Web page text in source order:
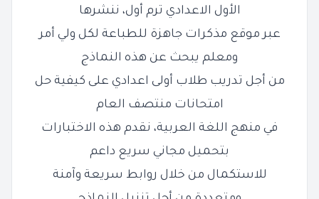
الأول الاعدادي ترم أول، ننشرها
عبر موقع مذكرات جاهزة للطباعة لكل ولي أمر
ومعلم يبحث عن هذه النماذج
من أجل تدريب طلاب أولى اعدادي على كيفية حل
امتحانات منتصف العام
في منهج اللغة العربية، نقدم هذه الاختبارات
بتحميل مجاني سريع داعم
للاستكمال من خلال روابط سريعة وآمنة